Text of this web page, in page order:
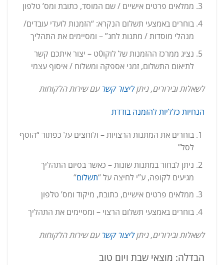
ממלאים פרטים אישיים / שם המוסד, כתובת ומס’ טלפון
בוחרים באמצעי תשלום הנקרא: “הזמנות לועדי עובדים/
מנהלי מוסדות / מתנות לחג” – ומסיימים את התהליך
נציג ממרכז ההזמנות של לוקו0ט – יצור איתכם קשר
לתיאום התשלום, זמני אספקה ומשלוח / איסוף עצמי
לשאלות ובירורים, ניתןליצור קשרעם שירות הלקוחות
הנחיות כלליות להזמנה בודדת
בוחרים את המתנות הרצויות – ולוחצים על כפתור “הוסף
לסל”
ניתן לבחור במתנות שונות – כאשר בסיום התהליך
מגיעים לקופה, ע”י לחיצה על “תשלום“
ממלאים פרטים אישיים, כתובת, מיקוד ומס’ טלפון
בוחרים באמצעי תשלום הרצוי – ומסיימים את התהליך
לשאלות ובירורים, ניתןליצור קשרעם שירות הלקוחות
הבדלה: מוצאי שבת ויום טוב